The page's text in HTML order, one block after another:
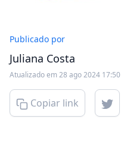
Publicado por
Juliana Costa
Atualizado em 28 ago 2024 17:50
Copiar link